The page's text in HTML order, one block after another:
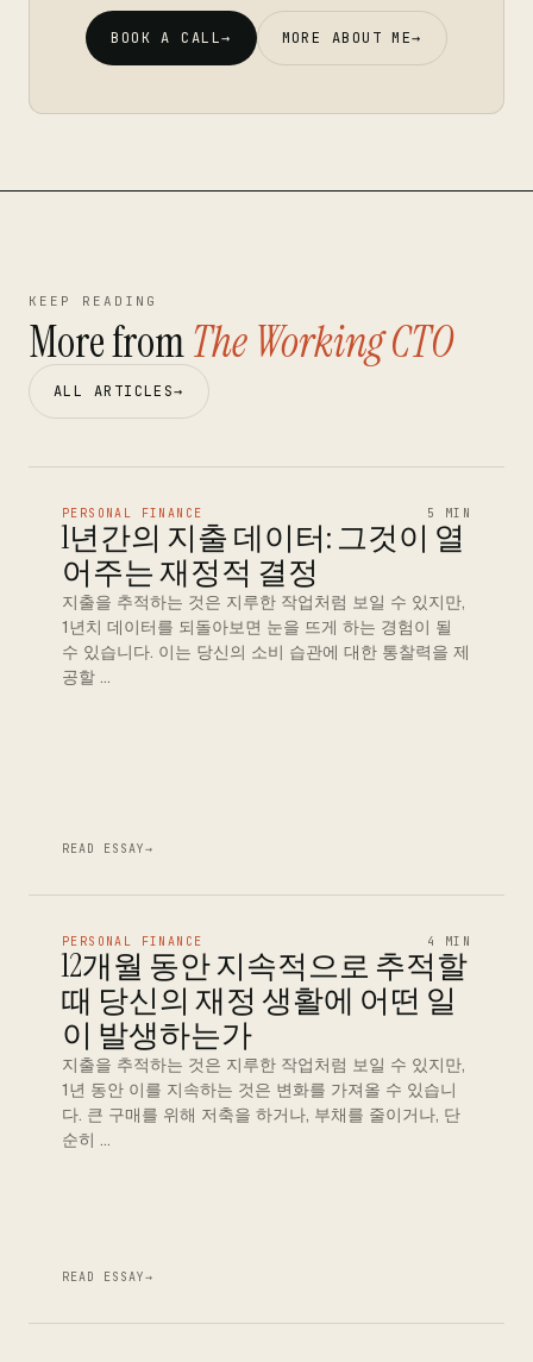
BOOK A CALL→ MORE ABOUT ME→
KEEP READING
More fromThe Working CTO
ALL ARTICLES→
PERSONAL FINANCE 5 MIN
1년간의 지출 데이터: 그것이 열
어주는 재정적 결정
지출을 추적하는 것은 지루한 작업처럼 보일 수 있지만,
1년치 데이터를 되돌아보면 눈을 뜨게 하는 경험이 될
수 있습니다. 이는 당신의 소비 습관에 대한 통찰력을 제
공할 …
READ ESSAY→
PERSONAL FINANCE 4 MIN
12개월 동안 지속적으로 추적할
때 당신의 재정 생활에 어떤 일
이 발생하는가
지출을 추적하는 것은 지루한 작업처럼 보일 수 있지만,
1년 동안 이를 지속하는 것은 변화를 가져올 수 있습니
다. 큰 구매를 위해 저축을 하거나, 부채를 줄이거나, 단
순히 …
READ ESSAY→